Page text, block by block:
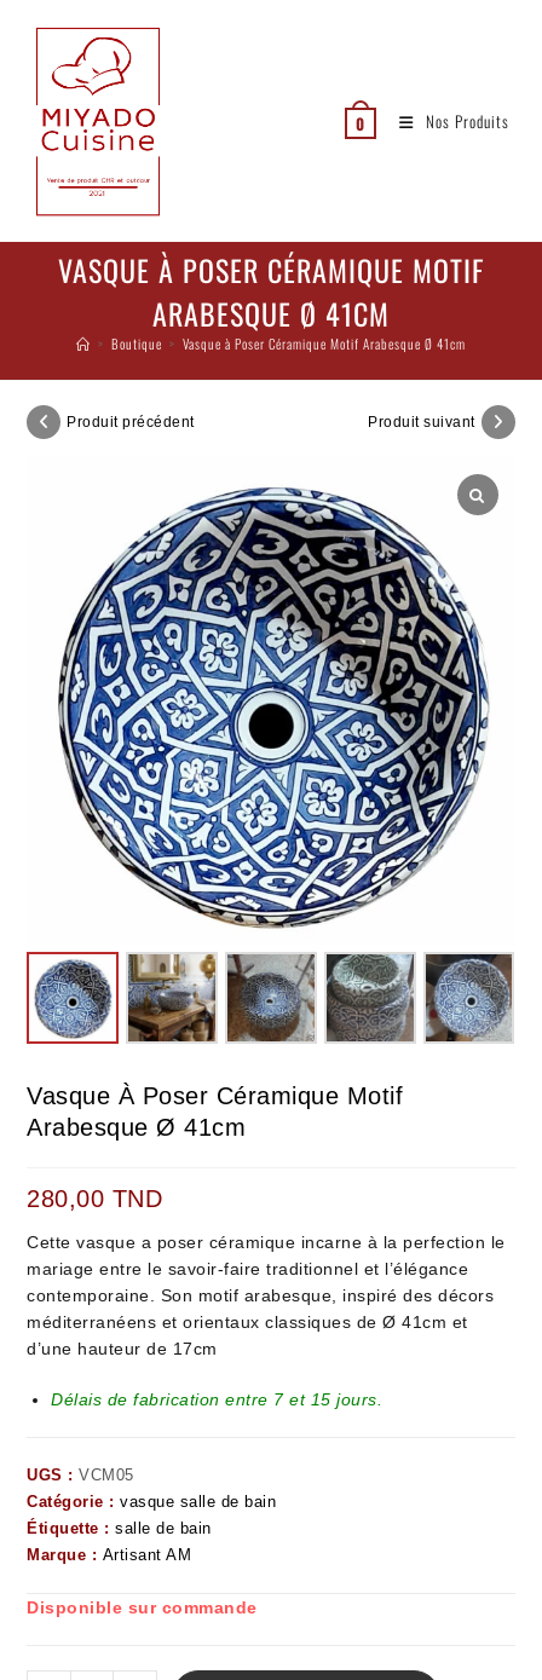
0 Nos Produits
VASQUE À POSER CÉRAMIQUE MOTIF
ARABESQUE Ø 41CM
> Boutique > Vasque à Poser Céramique Motif Arabesque Ø 41cm
Produit précédent Produit suivant
Vasque À Poser Céramique Motif
Arabesque Ø 41cm
280,00 TND
Cette vasque a poser céramique incarne à la perfection le
mariage entre le savoir-faire traditionnel et l’élégance
contemporaine. Son motif arabesque, inspiré des décors
méditerranéens et orientaux classiques de Ø 41cm et
d’une hauteur de 17cm
Délais de fabrication entre 7 et 15 jours.
UGS :VCM05
Catégorie :vasque salle de bain
Étiquette :salle de bain
Marque : Artisant AM
Disponible sur commande